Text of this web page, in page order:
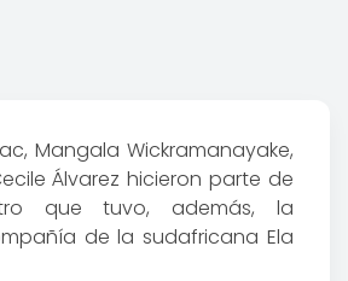
Mangala Wickramanayake,
Álvarez hicieron parte de
que tuvo, además, la
de la sudafricana Ela